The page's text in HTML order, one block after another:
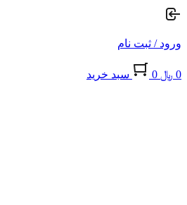
ورود / ثبت نام
0 ﷼ 0 سبد خريد